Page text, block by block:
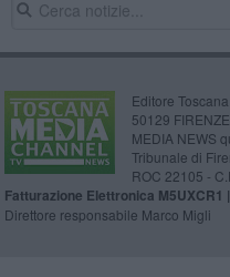
Editore
50129
MEDIA NEWS
Tribunale di
ROC 22105 -
Fatturazione Elettronica M5UXCR1 |
Direttore responsabile Marco Migli